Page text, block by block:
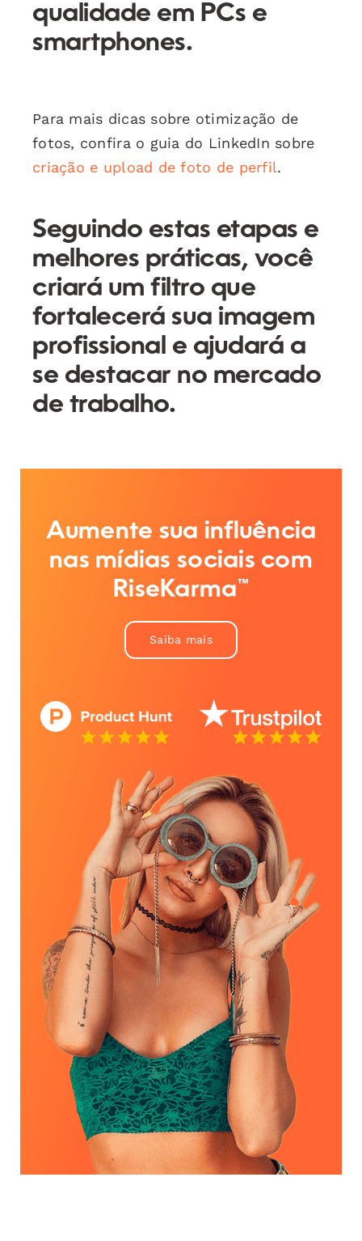
qualidade em PCs e
smartphones.
Para mais dicas sobre otimização de
fotos, confira o guia do LinkedIn sobre
criação e upload de foto de perfil.
Seguindo estas etapas e
melhores práticas, você
criará um filtro que
fortalecerá sua imagem
profissional e ajudará a
se destacar no mercado
de trabalho.
Aumente sua influência
nas mídias sociais com
RiseKarma™
Saiba mais